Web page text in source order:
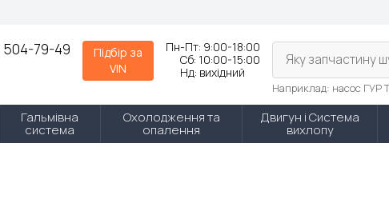
504-79-49
Підбір за
VIN
Пн-Пт: 9:00-18:00
Сб: 10:00-15:00
Нд: вихідний
Яку запчастину
Наприклад: насос ГУР
Гальмівна
система
Охолодження та
опалення
Двигун і Система
вихлопу